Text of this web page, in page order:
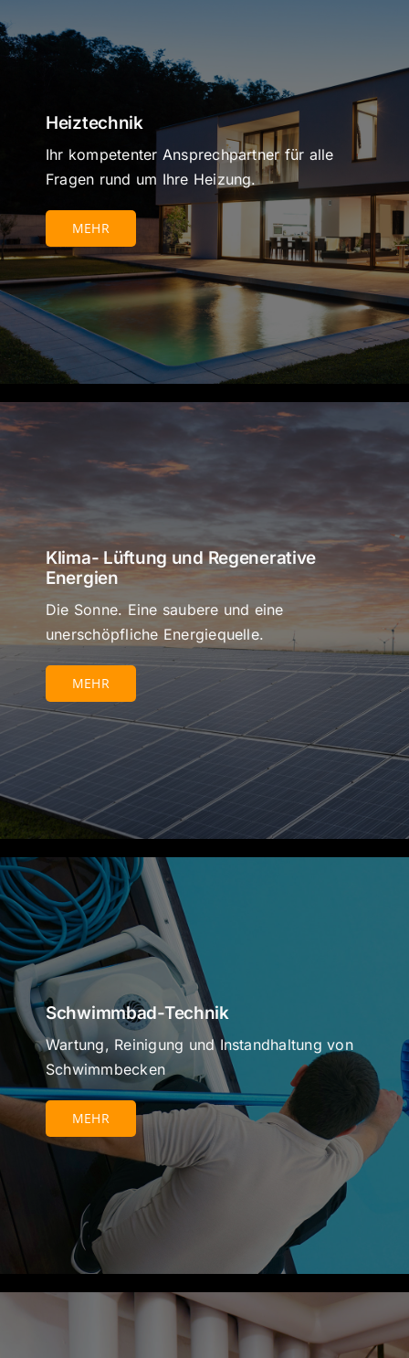
Heiztechnik
Ihr kompetenter Ansprechpartner für alle
Fragen rund um Ihre Heizung.
MEHR
Klima- Lüftung und Regenerative
Energien
Die Sonne. Eine saubere und eine
unerschöpfliche Energiequelle.
MEHR
Schwimmbad-Technik
Wartung, Reinigung und Instandhaltung von
Schwimmbecken
MEHR